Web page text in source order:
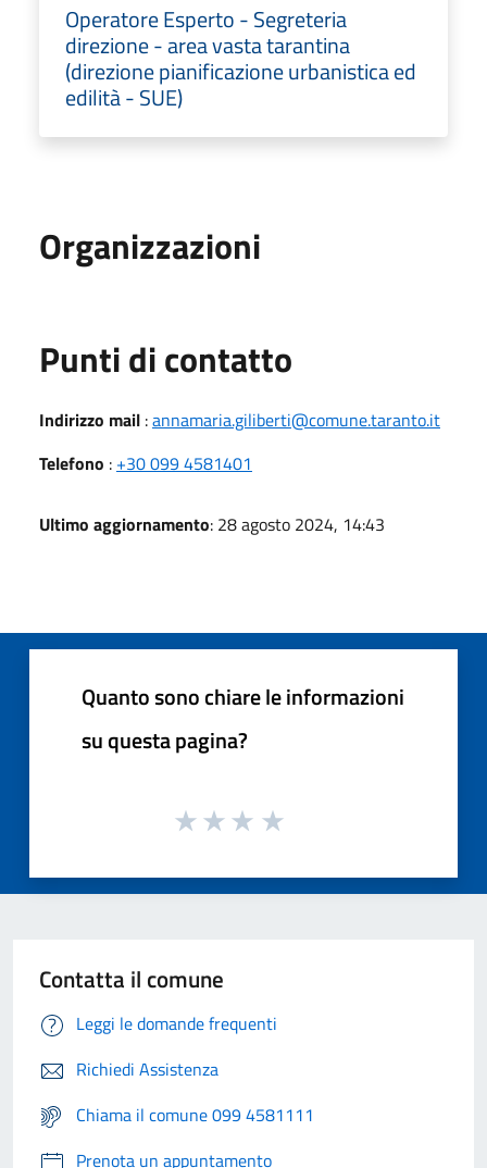
Operatore Esperto - Segreteria
direzione - area vasta tarantina
(direzione pianificazione urbanistica ed
edilità - SUE)
Organizzazioni
Punti di contatto
Indirizzo mail :annamaria.giliberti@comune.taranto.it
Telefono : +30 099 4581401
Ultimo aggiornamento: 28 agosto 2024, 14:43
Quanto sono chiare le informazioni
su questa pagina?
Contatta il comune
Leggi le domande frequenti
Richiedi Assistenza
Chiama il comune 099 4581111
Prenota un appuntamento